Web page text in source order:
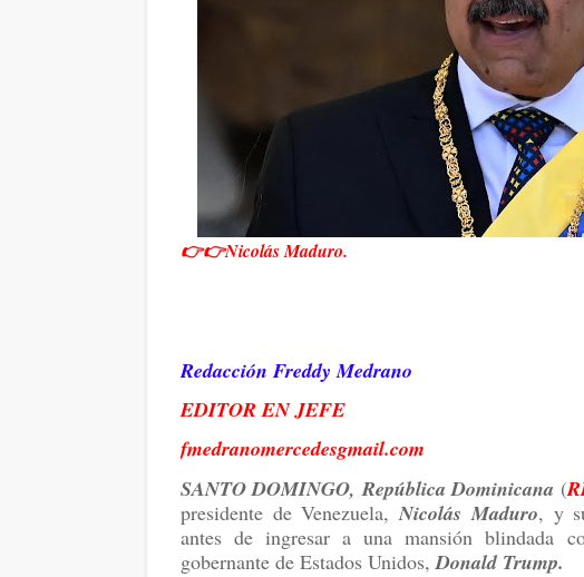
👉👉Nicolás Maduro.
Redacción Freddy Medrano
EDITOR EN JEFE
fmedranomercedesgmail.com
SANTO DOMINGO, República Dominicana (
presidente de Venezuela,Nicolás Maduro, y
antes de ingresar a una mansión blindada
gobernante de Estados Unidos,Donald Trump.